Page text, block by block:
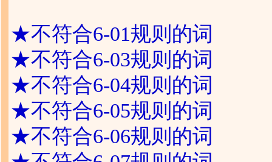
★不符合6-01规则的词
★不符合6-03规则的词
★不符合6-04规则的词
★不符合6-05规则的词
★不符合6-06规则的词